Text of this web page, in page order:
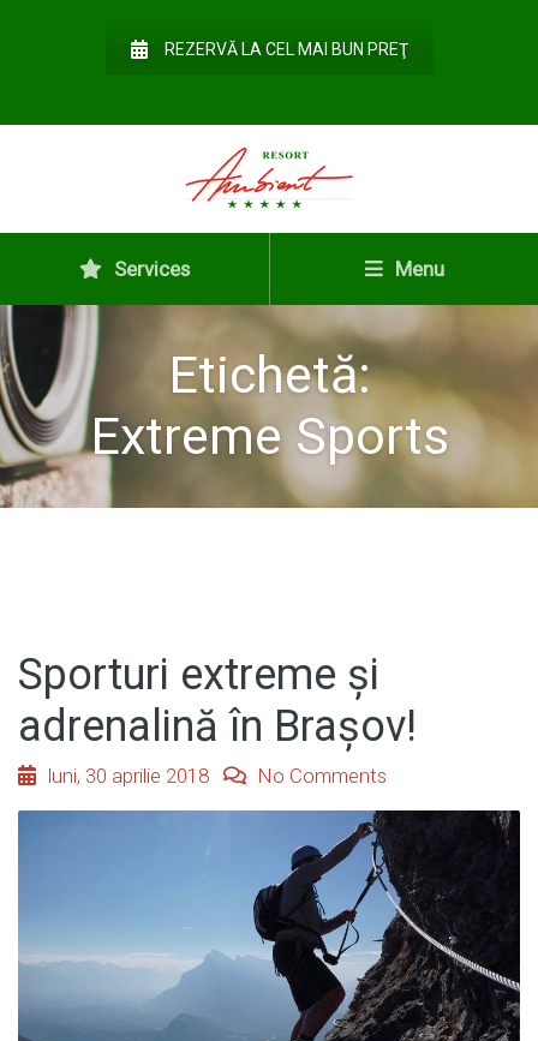
REZERVĂ LA CEL MAI BUN PREŢ
Services Menu
Etichetă:
Extreme Sports
Sporturi extreme și
adrenalină în Brașov!
luni, 30 aprilie 2018 No Comments